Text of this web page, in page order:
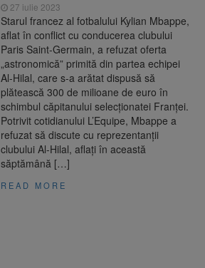
27 iulie 2023
Starul francez al fotbalului Kylian Mbappe,
aflat în conflict cu conducerea clubului
Paris Saint-Germain, a refuzat oferta
„astronomică” primită din partea echipei
Al-Hilal, care s-a arătat dispusă să
plătească 300 de milioane de euro în
schimbul căpitanului selecţionatei Franţei.
Potrivit cotidianului L’Equipe, Mbappe a
refuzat să discute cu reprezentanţii
clubului Al-Hilal, aflaţi în această
săptămână […]
READ MORE